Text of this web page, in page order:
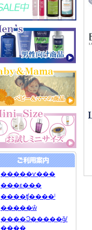
�����ѵ���
���ε���
����ʧ����ˡ
�����ŵ
����Ͽ�����ǧ/
����